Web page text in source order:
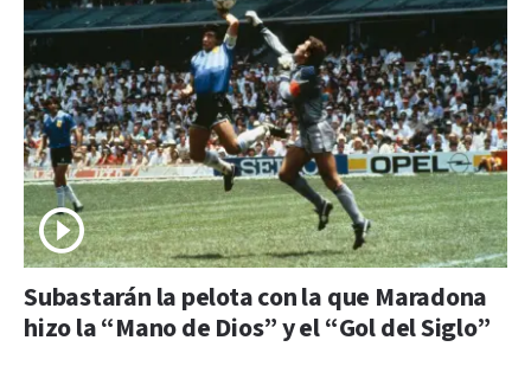
Subastarán la pelota con la que Maradona
hizo la “Mano de Dios” y el “Gol del Siglo”